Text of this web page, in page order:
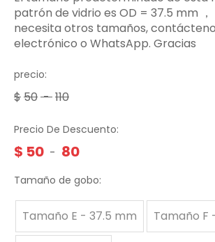
patrón de vidrio es OD = 37.5 mm ，
necesita otros tamaños,
electrónico o WhatsApp. Gracias
precio:
$50-110
Precio De Descuento:
$ 50 - 80
Tamaño de gobo:
Tamaño E - 37.5 mm Tamaño F